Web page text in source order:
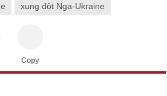
xung đột Nga-Ukraine
Copy